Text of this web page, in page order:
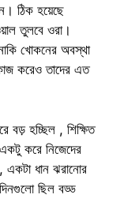
ঠিক হয়েছে
তুলবে ওরা।
খোকনের অবস্থা
করেও তাদের এত
বড় হচ্ছিল , শিক্ষিত
করে নিজেদের
একটা ধান ঝরানোর
ছিল বড্ড